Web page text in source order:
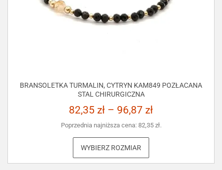
BRANSOLETKA TURMALIN, CYTRYN KAM849 POZŁACANA
STAL CHIRURGICZNA
82,35 zł – 96,87 zł
Poprzednia najniższa cena: 82,35 zł.
WYBIERZ ROZMIAR